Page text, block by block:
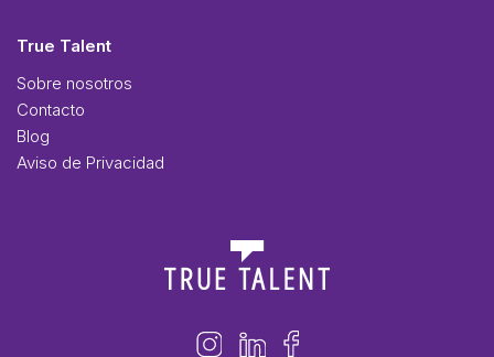
True Talent
Sobre nosotros
Contacto
Blog
Aviso de Privacidad